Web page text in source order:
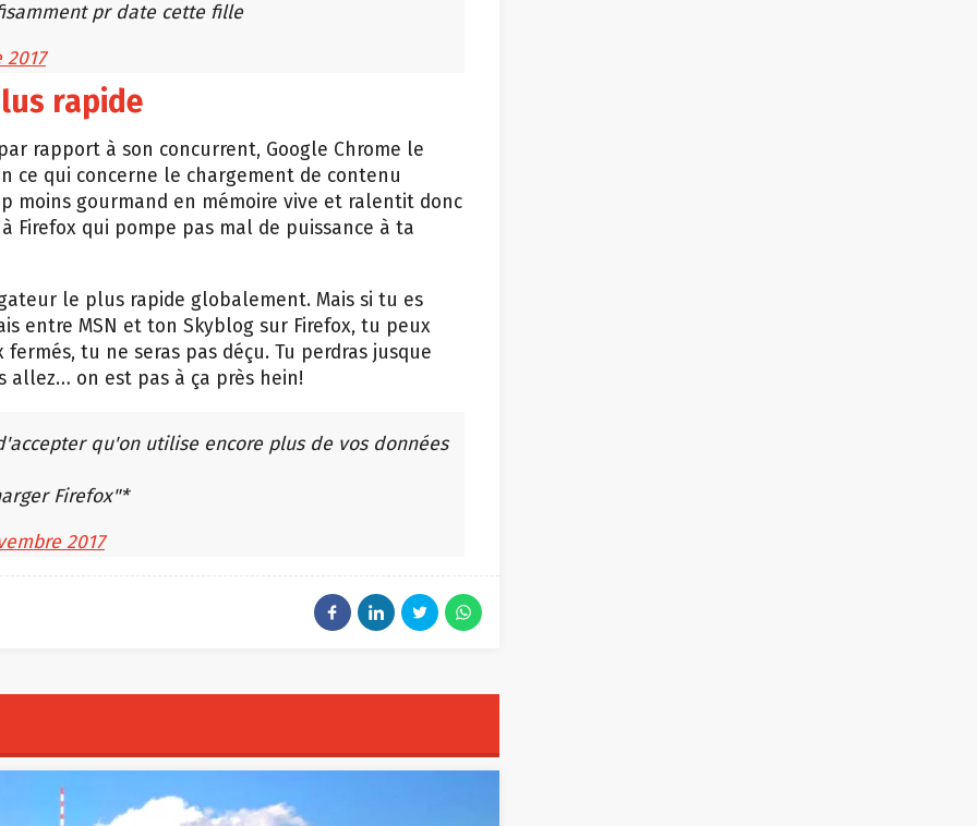
pr date cette fille
rapide
rapport à son concurrent, Google Chrome le
ce qui concerne le chargement de contenu
moins gourmand en mémoire vive et ralentit donc
Firefox qui pompe pas mal de puissance à ta
le plus rapide globalement. Mais si tu es
entre MSN et ton Skyblog sur Firefox, tu peux
tu ne seras pas déçu. Tu perdras jusque
allez… on est pas à ça près hein!
qu'on utilise encore plus de vos données
Firefox"*
2017